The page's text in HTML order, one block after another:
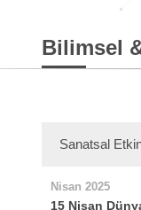
Bilimsel
Sanatsal
Nisan 2025
15 Nisan